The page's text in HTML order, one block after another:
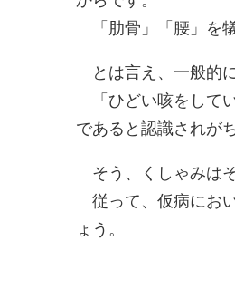
「肋骨」「腰」を
とは言え、一般的
「ひどい咳をして
であると認識されが
そう、くしゃみは
従って、仮病にお
ょう。